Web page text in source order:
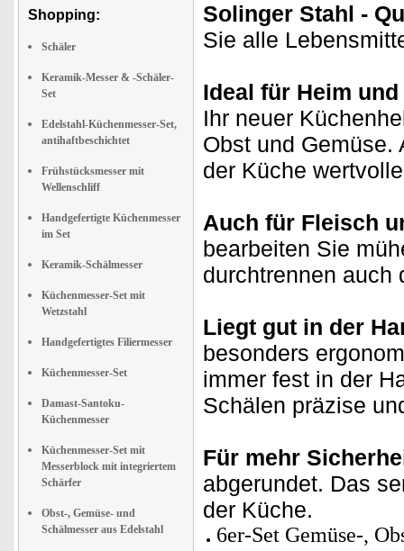
Shopping:
Schäler
Keramik-Messer & -Schäler-
Set
Edelstahl-Küchenmesser-Set,
antihaftbeschichtet
Frühstücksmesser mit
Wellenschliff
Handgefertigte Küchenmesser
im Set
Keramik-Schälmesser
Küchenmesser-Set mit
Wetzstahl
Handgefertigtes Filiermesser
Küchenmesser-Set
Damast-Santoku-
Küchenmesser
Küchenmesser-Set mit
Messerblock mit integriertem
Schärfer
Obst-, Gemüse- und
Schälmesser aus Edelstahl
Solinger Stahl -
Sie alle
Ideal für Heim
Ihr neuer
Obst und Gemüse.
der Küche
Auch für Fleisch
bearbeiten Sie
durchtrennen auch
Liegt gut in der
besonders
immer fest in der
Schälen präzise
Für mehr
abgerundet. Das
der Küche.
6er-Set Gemüse-,